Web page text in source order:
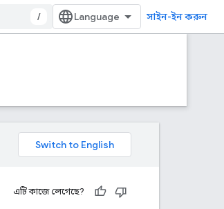
/ সাইন-ইন করুন
এটি কাজে লেগেছে?